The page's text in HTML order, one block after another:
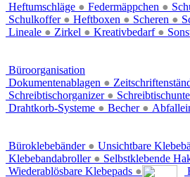
Heftumschläge ● Federmäppchen ●
Schulkoffer ● Heftboxen ● Scheren ●
Lineale ● Zirkel ● Kreativbedarf ●
Büroorganisation
Dokumentenablagen ●
Schreibtischorganizer ●
Drahtkorb-Systeme ● Becher ●
Büroklebebänder ● Unsichtbare
Klebebandabroller ● Selbstklebende
Wiederablösbare Klebepads ●